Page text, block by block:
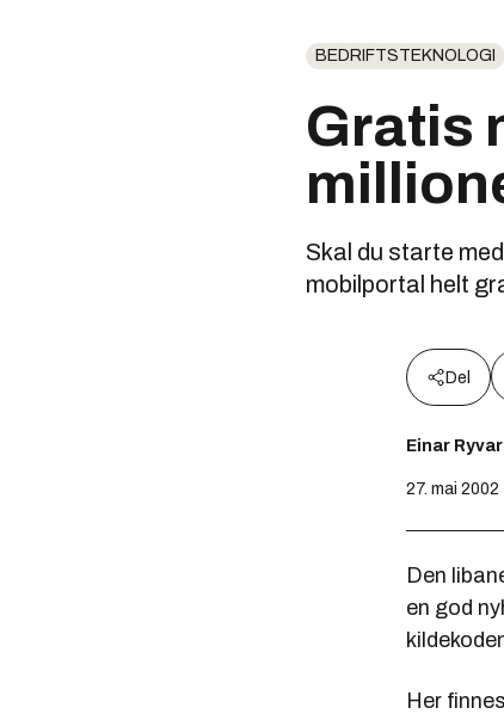
BEDRIFTSTEKNOLOGI
Gratis
Skal du starte
mobilportal helt
Del
Einar
27. mai 2002
Den
en god
Her